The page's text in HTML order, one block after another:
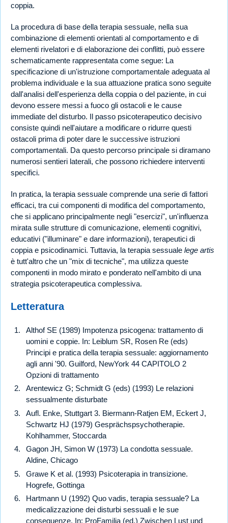
coppia.
La procedura di base della terapia sessuale, nella sua
combinazione di elementi orientati al comportamento e di
elementi rivelatori e di elaborazione dei conflitti, può essere
schematicamente rappresentata come segue: La
specificazione di un'istruzione comportamentale adeguata al
problema individuale e la sua attuazione pratica sono seguite
dall'analisi dell'esperienza della coppia o del paziente, in cui
devono essere messi a fuoco gli ostacoli e le cause
immediate del disturbo. Il passo psicoterapeutico decisivo
consiste quindi nell'aiutare a modificare o ridurre questi
ostacoli prima di poter dare le successive istruzioni
comportamentali. Da questo percorso principale si diramano
numerosi sentieri laterali, che possono richiedere interventi
specifici.
In pratica, la terapia sessuale comprende una serie di fattori
efficaci, tra cui componenti di modifica del comportamento,
che si applicano principalmente negli "esercizi", un'influenza
mirata sulle strutture di comunicazione, elementi cognitivi,
educativi ("illuminare" e dare informazioni), terapeutici di
coppia e psicodinamici. Tuttavia, la terapia sessuale lege artis
è tutt'altro che un "mix di tecniche", ma utilizza queste
componenti in modo mirato e ponderato nell'ambito di una
strategia psicoterapeutica complessiva.
Letteratura
Althof SE (1989) Impotenza psicogena: trattamento di
uomini e coppie. In: Leiblum SR, Rosen Re (eds)
Principi e pratica della terapia sessuale: aggiornamento
agli anni '90. Guilford, NewYork 44 CAPITOLO 2
Opzioni di trattamento
Arentewicz G; Schmidt G (eds) (1993) Le relazioni
sessualmente disturbate
Aufl. Enke, Stuttgart 3. Biermann-Ratjen EM, Eckert J,
Schwartz HJ (1979) Gesprächspsychotherapie.
Kohlhammer, Stoccarda
Gagon JH, Simon W (1973) La condotta sessuale.
Aldine, Chicago
Grawe K et al. (1993) Psicoterapia in transizione.
Hogrefe, Gottinga
Hartmann U (1992) Quo vadis, terapia sessuale? La
medicalizzazione dei disturbi sessuali e le sue
conseguenze. In: ProFamilia (ed.) Zwischen Lust und